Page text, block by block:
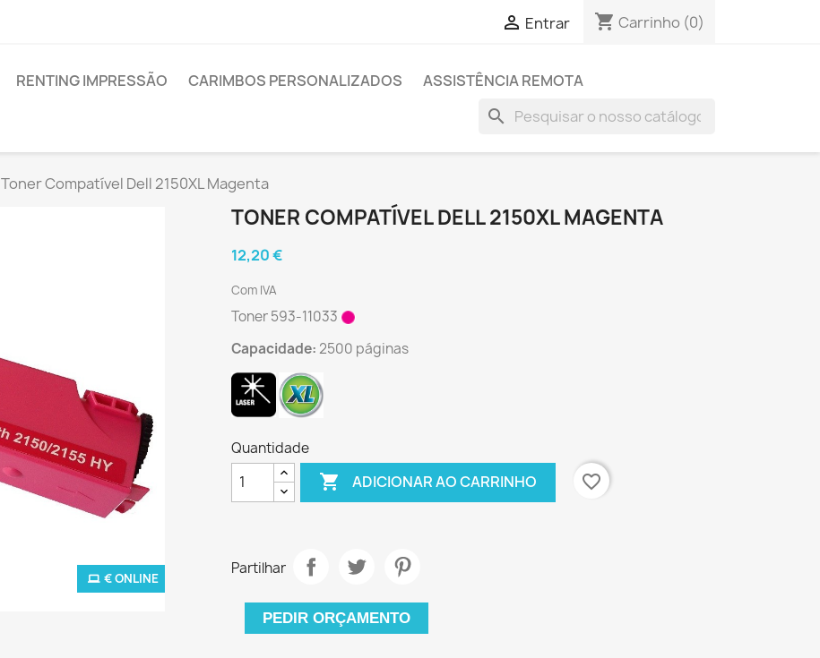
 Entrar shopping_cart Carrinho (0)
RENTING IMPRESSÃO CARIMBOS PERSONALIZADOS ASSISTÊNCIA REMOTA
search
Toner Compatível Dell 2150XL Magenta
€ ONLINE
TONER COMPATÍVEL DELL 2150XL MAGENTA
12,20 €
Com IVA
Toner 593-11033
Capacidade:2500 páginas
Quantidade
 ADICIONAR AO CARRINHO favorite_border
Partilhar
PEDIR ORÇAMENTO